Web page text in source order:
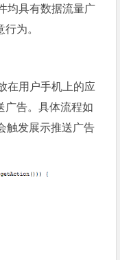
均具有数据流量广
为。
在用户手机上的应
广告。具体流程如
触发展示推送广告